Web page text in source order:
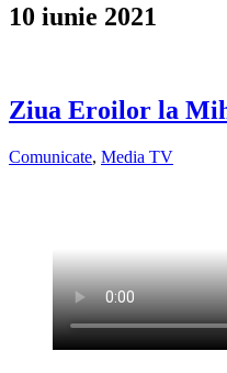
10 iunie 2021
Ziua Eroilor la
Comunicate, Media TV